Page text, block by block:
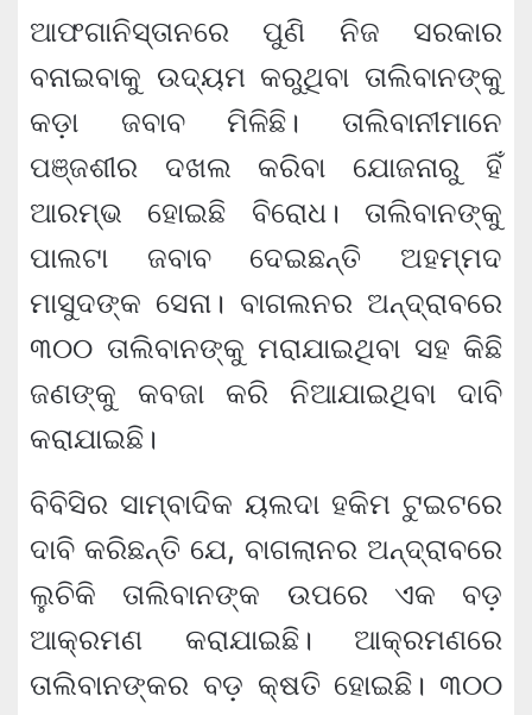
ଆଫଗାନିସ୍ତାନରେ ପୁଣି ନିଜ ସରକାର
ବନାଇବାକୁ ଉଦ୍ୟମ କରୁଥିବା ତାଲିବାନଙ୍କୁ
କଡ଼ା ଜବାବ ମିଳିଛି। ତାଲିବାନୀମାନେ
ପଞ୍ଜଶୀର ଦଖଲ କରିବା ଯୋଜନାରୁ ହିଁ
ଆରମ୍ଭ ହୋଇଛି ବିରୋଧ। ତାଲିବାନଙ୍କୁ
ପାଲଟା ଜବାବ ଦେଇଛନ୍ତି ଅହମ୍ମଦ
ମାସୁଦଙ୍କ ସେନା। ବାଗଲନର ଅନ୍ଦ୍ରାବରେ
୩୦୦ ତାଲିବାନଙ୍କୁ ମରାଯାଇଥିବା ସହ କିଛି
ଜଣଙ୍କୁ କବଜା କରି ନିଆଯାଇଥିବା ଦାବି
କରାଯାଇଛି।
ବିବିସିର ସାମ୍ବାଦିକ ୟଲଦା ହକିମ ଟୁଇଟରେ
ଦାବି କରିଛନ୍ତି ଯେ, ବାଗଲାନର ଅନ୍ଦ୍ରାବରେ
ଲୁଚିକି ତାଲିବାନଙ୍କ ଉପରେ ଏକ ବଡ଼
ଆକ୍ରମଣ କରାଯାଇଛି। ଆକ୍ରମଣରେ
ତାଲିବାନଙ୍କର ବଡ଼ କ୍ଷତି ହୋଇଛି। ୩୦୦